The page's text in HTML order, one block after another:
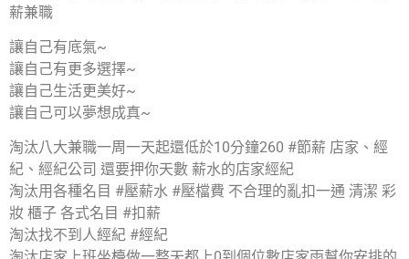
薪兼職
讓自己有底氣~
讓自己有更多選擇~
讓自己生活更美好~
讓自己可以夢想成真~
淘汰八大兼職一周一天起還低於10分鐘260 #節薪 店家、經
紀、經紀公司 還要押你天數 薪水的店家經紀
淘汰用各種名目 #壓薪水 #壓檔費 不合理的亂扣一通 清潔 彩
妝 櫃子 各式名目 #扣薪
淘汰找不到人經紀 #經紀